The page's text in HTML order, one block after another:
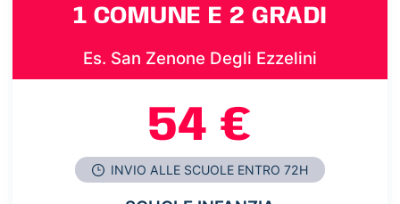
1 COMUNE E 2 GRADI
Es. San Zenone Degli Ezzelini
54 €
INVIO ALLE SCUOLE ENTRO 72H